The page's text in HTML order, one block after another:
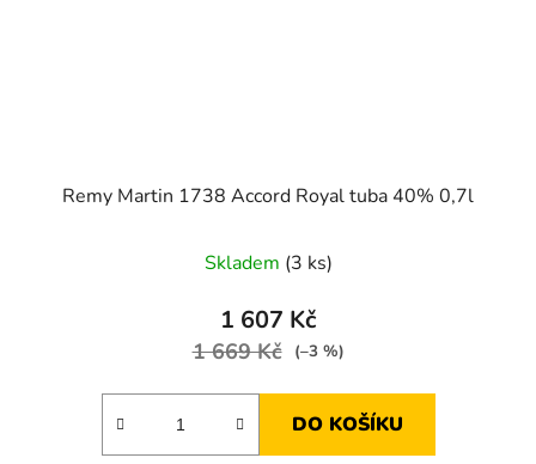
Remy Martin 1738 Accord Royal tuba 40% 0,7l
Skladem (3 ks)
1 607 Kč
1 669 Kč (–3 %)
DO KOŠÍKU